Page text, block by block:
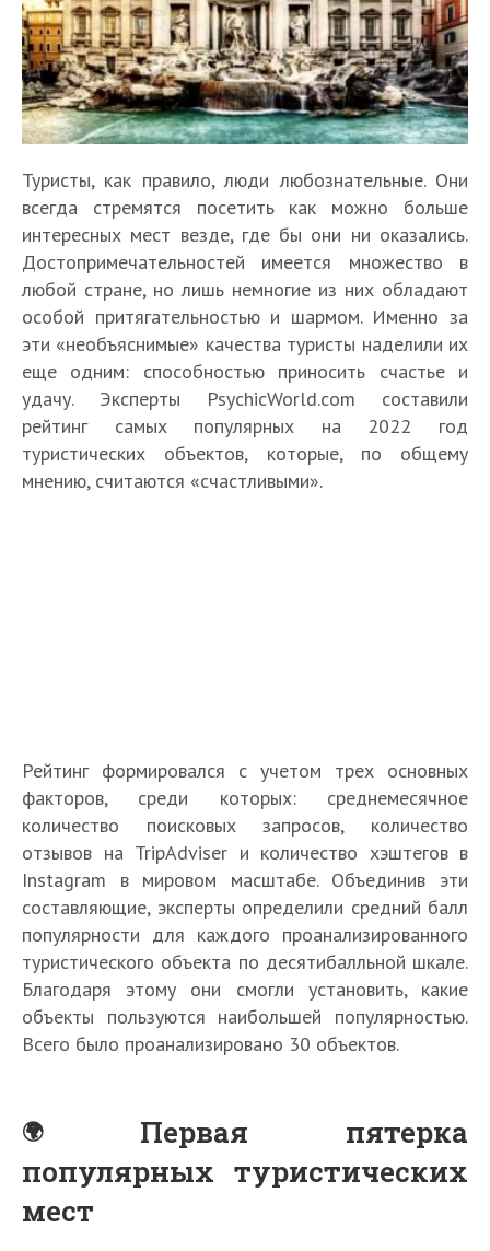
Туристы, как правило, люди любознательные. Они
всегда стремятся посетить как можно больше
интересных мест везде, где бы они ни оказались.
Достопримечательностей имеется множество в
любой стране, но лишь немногие из них обладают
особой притягательностью и шармом. Именно за
эти «необъяснимые» качества туристы наделили их
еще одним: способностью приносить счастье и
удачу. Эксперты PsychicWorld.com составили
рейтинг самых популярных на 2022 год
туристических объектов, которые, по общему
мнению, считаются «счастливыми».
Рейтинг формировался с учетом трех основных
факторов, среди которых: среднемесячное
количество поисковых запросов, количество
отзывов на TripAdviser и количество хэштегов в
Instagram в мировом масштабе. Объединив эти
составляющие, эксперты определили средний балл
популярности для каждого проанализированного
туристического объекта по десятибалльной шкале.
Благодаря этому они смогли установить, какие
объекты пользуются наибольшей популярностью.
Всего было проанализировано 30 объектов.
Первая пятерка
популярных туристических
мест